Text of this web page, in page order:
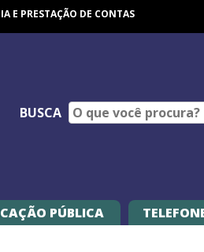
E PRESTAÇÃO DE CONTAS
BUSCA
PÚBLICA